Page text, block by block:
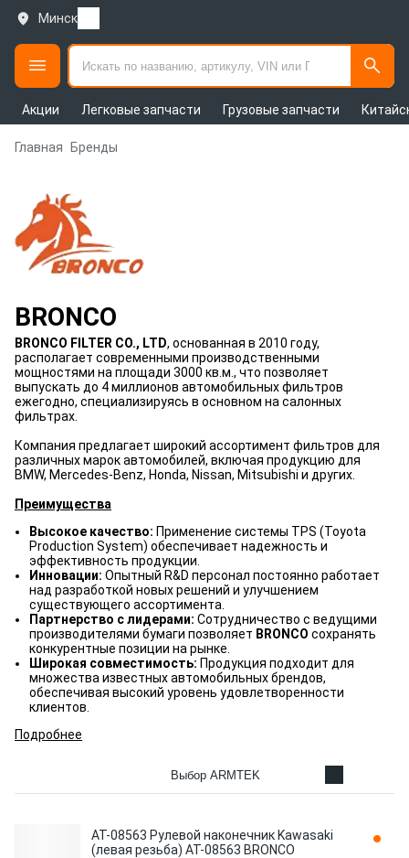
Минск
Акции Легковые запчасти Грузовые запчасти
Главная Бренды
BRONCO
BRONCO FILTER CO., LTD, основанная в 2010 году,
располагает современными производственными
мощностями на площади 3000 кв.м., что позволяет
выпускать до 4 миллионов автомобильных фильтров
ежегодно, специализируясь в основном на салонных
фильтрах.
Компания предлагает широкий ассортимент фильтров для
различных марок автомобилей, включая продукцию для
BMW, Mercedes-Benz, Honda, Nissan, Mitsubishi и других.
Преимущества
Высокое качество: Применение системы TPS (Toyota
Production System) обеспечивает надежность и
эффективность продукции.
Инновации: Опытный R&D персонал постоянно работает
над разработкой новых решений и улучшением
существующего ассортимента.
Партнерство с лидерами: Сотрудничество с ведущими
производителями бумаги позволяет BRONCO сохранять
конкурентные позиции на рынке.
Широкая совместимость: Продукция подходит для
множества известных автомобильных брендов,
обеспечивая высокий уровень удовлетворенности
клиентов.
Подробнее
Выбор ARMTEK
AT-08563 Рулевой наконечник Kawasaki
(левая резьба) AT-08563 BRONCO